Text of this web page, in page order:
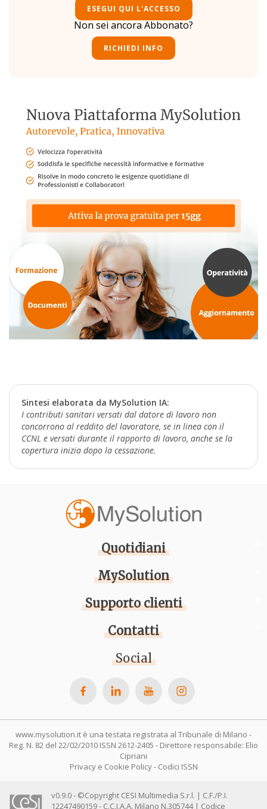
ESEGUI QUI L'ACCESSO
Non sei ancora Abbonato?
RICHIEDI INFO
Sintesi elaborata da MySolution IA:
I contributi sanitari versati dal datore di lavoro non
concorrono al reddito del lavoratore, se in linea con il
CCNL e versati durante il rapporto di lavoro, anche se la
copertura inizia dopo la cessazione.
Quotidiani
MySolution
Supporto clienti
Contatti
Social
www.mysolution.it è una testata registrata al Tribunale di Milano -
Reg. N. 82 del 22/02/2010 ISSN 2612-2405 - Direttore responsabile: Elio
Cipriani
Privacy e Cookie Policy- Codici ISSN
v0.9.0 - ©Copyright CESI Multimedia S.r.l. | C.F./P.I.
12247490159 - C.C.I.A.A. Milano N.305744 | Codice